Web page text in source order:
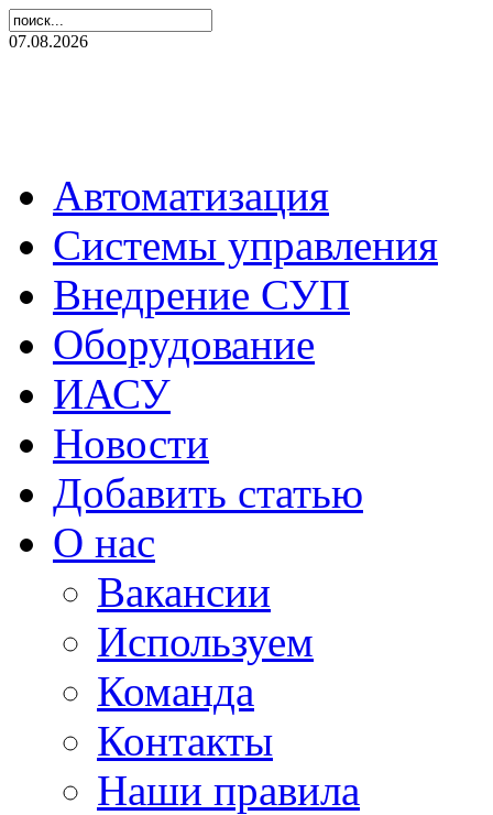
07.08.2026
Автоматизация
Системы управления
Внедрение СУП
Оборудование
ИАСУ
Новости
Добавить статью
О нас
Вакансии
Используем
Команда
Контакты
Наши правила